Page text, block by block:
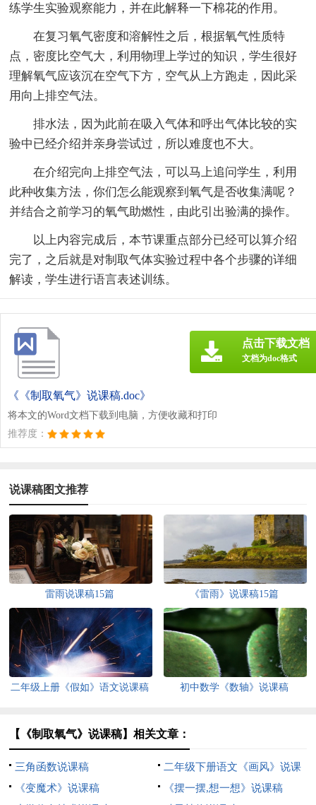
练学生实验观察能力，并在此解释一下棉花的作用。
在复习氧气密度和溶解性之后，根据氧气性质特
点，密度比空气大，利用物理上学过的知识，学生很好
理解氧气应该沉在空气下方，空气从上方跑走，因此采
用向上排空气法。
排水法，因为此前在吸入气体和呼出气体比较的实
验中已经介绍并亲身尝试过，所以难度也不大。
在介绍完向上排空气法，可以马上追问学生，利用
此种收集方法，你们怎么能观察到氧气是否收集满呢？
并结合之前学习的氧气助燃性，由此引出验满的操作。
以上内容完成后，本节课重点部分已经可以算介绍
完了，之后就是对制取气体实验过程中各个步骤的详细
解读，学生进行语言表述训练。
《《制取氧气》说课稿.doc》
将本文的Word文档下载到电脑，方便收藏和打印
推荐度：
点击下载文档
文档为doc格式
说课稿图文推荐
雷雨说课稿15篇 《雷雨》说课稿15篇
二年级上册《假如》语文说课稿 初中数学《数轴》说课稿
【《制取氧气》说课稿】相关文章：
三角函数说课稿
二年级下册语文《画风》说课
稿
《变魔术》说课稿
《摆一摆,想一想》说课稿